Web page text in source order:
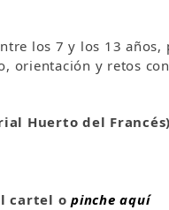
los 7 y los 13
orientación y retos
Huerto del Francés)
cartel o pinche aquí